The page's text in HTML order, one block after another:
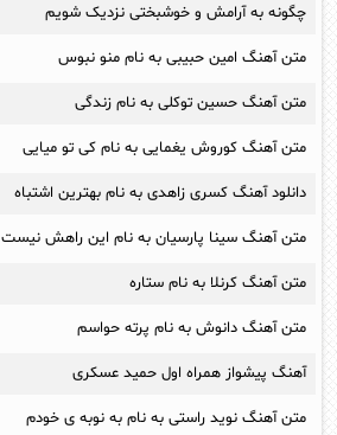
چگونه به آرامش و خوشبختی نزدیک شویم
متن آهنگ امین حبیبی به نام منو نبوس
متن آهنگ حسین توکلی به نام زندگی
متن آهنگ کوروش یغمایی به نام کی تو میایی
دانلود آهنگ کسری زاهدی به نام بهترین اشتباه
متن آهنگ سینا پارسیان به نام این راهش نیست
متن آهنگ کرنلا به نام ستاره
متن آهنگ دانوش به نام پرته حواسم
آهنگ پیشواز همراه اول حمید عسکری
متن آهنگ نوید راستی به نام به نوبه ی خودم